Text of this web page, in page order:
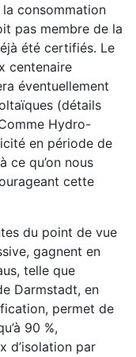
consommation
pas membre de la
été certifiés. Le
centenaire
éventuellement
(détails
Hydro-
en période de
ce qu’on nous
cette
du point de vue
gagnent en
telle que
Darmstadt, en
permet de
90 %,
d’isolation par